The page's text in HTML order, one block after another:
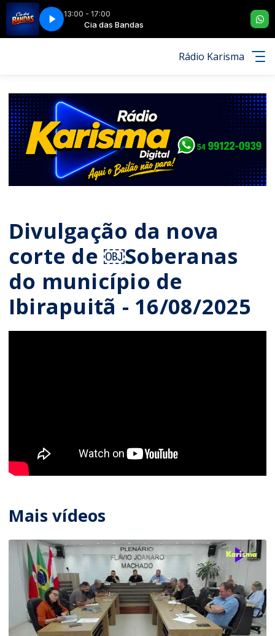
13:00 - 17:00
Cia das Bandas
- FILHO DO CORAÇÃOTERCEIRA DIMENSÃO - FILHO DO CORAÇÃO
Rádio Karisma
Divulgação da nova
corte de ￼Soberanas
do município de
Ibirapuitã - 16/08/2025
Mais vídeos